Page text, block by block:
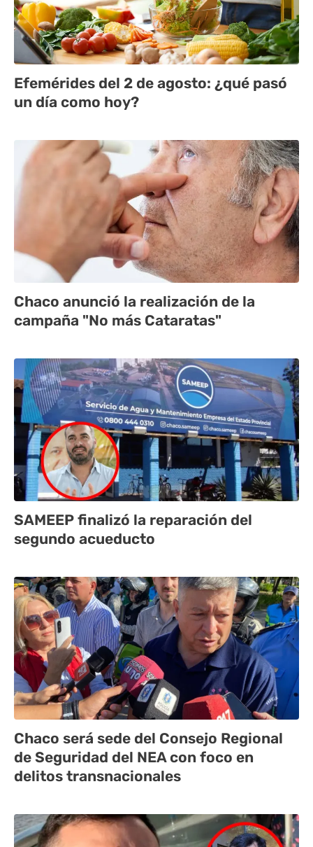
Efemérides del 2 de agosto: ¿qué pasó
un día como hoy?
Chaco anunció la realización de la
campaña "No más Cataratas"
SAMEEP finalizó la reparación del
segundo acueducto
Chaco será sede del Consejo Regional
de Seguridad del NEA con foco en
delitos transnacionales